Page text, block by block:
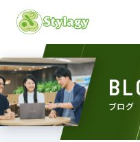
ブログ